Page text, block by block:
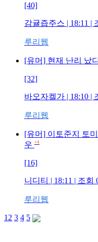
[40]
감귤즙주스 | 18:11 |
루리웹
[유머] 현재 난리 났
[32]
바오자켈가 | 18:10 |
루리웹
[유머] 이토준지 토
우 +4
[16]
니디티 | 18:11 | 조회
루리웹
1 2 3 4 5